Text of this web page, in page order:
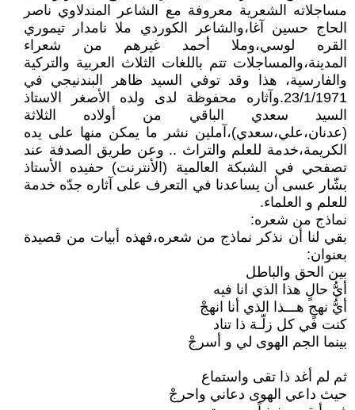
مساجلاته الشعرية معروفة مع الشاعر المندلاوي ناصر
الحاج حسين آغا،والشاعر الكوردي ملا نامدار تيموري
القره لوسي،وملا أحمد غيرهم من شعراء
المدينة،والمساجلات تتم باللغات الثلاث العربية والتركية
والفارسية، هذا وقد توفي السيد ظاهر البندنيجي في
23/1/1971.وآثاره محفوظة لدى ولده الأصغر الاستاذ
السيد سعدي الباقي من أولاده الثلاثة
(عدنان،علي،سعدي)،آملين نشر ما يمكن منها على يده
الكريمة،خدمة للعلم والتراث .. وعن طريق الصدفة عند
تصفحي في الشبكة العالمية (الأنترنت) حفيده الأستاذ
بشّار عسى أن يساعدنا في التعرف على آثاره جدّه خدمة
للعلم و العلماء.
نماذج من شعره:
بقي لنا أن نذكر نماذج من شعره،فهذه أبيات من قصيدة
بعنوان:
بين الحق والباطل
أيُّ حالٍ هذا الذي انا فيه
أيُّ نهجٍ هـــذا الذي أنا انهجْ
كنت في كل زلّـة ذا تناد
بينما الجم الهوى لي و أسرجْ
ثم لم أغد ذا تقى واستماع
حيث داعي الهوى دعاني واحرجْ